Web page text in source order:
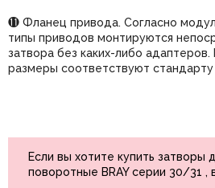
⓫ Фланец привода. Согласно
типы приводов монтируются
затвора без каких-либо
размеры соответствуют стандарту
Если вы хотите купить затворы
поворотные BRAY серии 30/31 ,